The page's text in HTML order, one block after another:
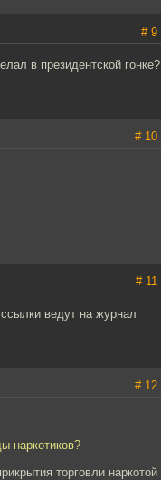
# 9
в президентской гонке?
# 10
# 11
ведут на журнал
# 12
наркотиков?
торговли наркотой